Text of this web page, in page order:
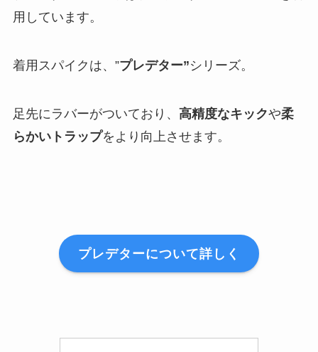
用しています。
着用スパイクは、”プレデター”シリーズ。
足先にラバーがついており、 高精度なキックや柔
らかいトラップをより向上させます。
プレデターについて詳しく